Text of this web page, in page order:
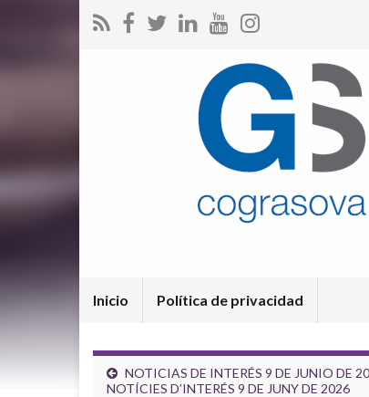
Inicio Política de privacidad
NOTICIAS DE INTERÉS 9 DE JUNIO DE
NOTÍCIES D’INTERÉS 9 DE JUNY DE 2026